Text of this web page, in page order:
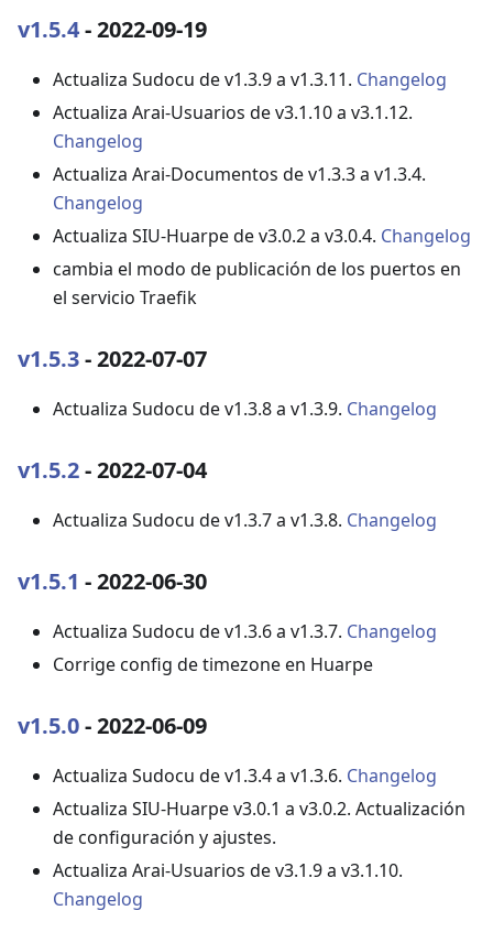
v1.5.4- 2022-09-19
Actualiza Sudocu de v1.3.9 a v1.3.11. Changelog
Actualiza Arai-Usuarios de v3.1.10 a v3.1.12.
Changelog
Actualiza Arai-Documentos de v1.3.3 a v1.3.4.
Changelog
Actualiza SIU-Huarpe de v3.0.2 a v3.0.4. Changelog
cambia el modo de publicación de los puertos en
el servicio Traefik
v1.5.3- 2022-07-07
Actualiza Sudocu de v1.3.8 a v1.3.9. Changelog
v1.5.2- 2022-07-04
Actualiza Sudocu de v1.3.7 a v1.3.8. Changelog
v1.5.1 - 2022-06-30
Actualiza Sudocu de v1.3.6 a v1.3.7. Changelog
Corrige config de timezone en Huarpe
v1.5.0- 2022-06-09
Actualiza Sudocu de v1.3.4 a v1.3.6. Changelog
Actualiza SIU-Huarpe v3.0.1 a v3.0.2. Actualización
de configuración y ajustes.
Actualiza Arai-Usuarios de v3.1.9 a v3.1.10.
Changelog